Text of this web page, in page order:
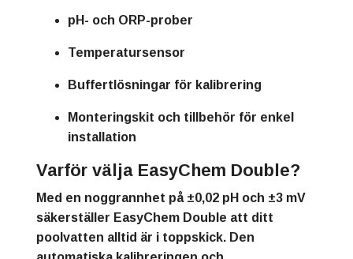
pH- och ORP-prober
Temperatursensor
Buffertlösningar för kalibrering
Monteringskit och tillbehör för enkel
installation
Varför välja EasyChem Double?
Med en noggrannhet på ±0,02 pH och ±3 mV
säkerställer EasyChem Double att ditt
poolvatten alltid är i toppskick. Den